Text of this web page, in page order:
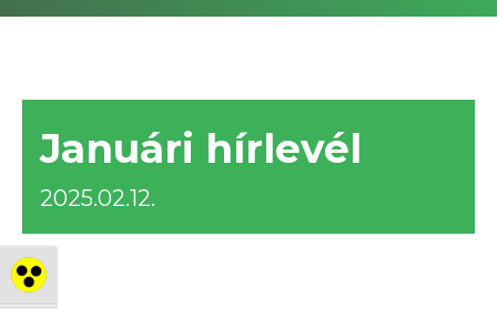
Nagy kontraszt váltása
Januári hírlevél
2025.02.12.